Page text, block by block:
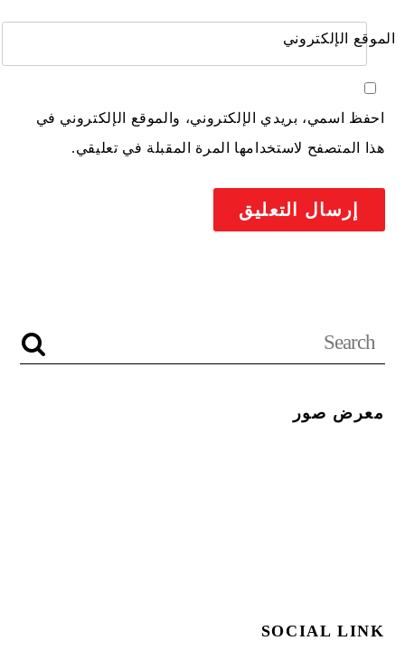
الموقع الإلكتروني
احفظ اسمي، بريدي الإلكتروني، والموقع الإلكتروني في
هذا المتصفح لاستخدامها المرة المقبلة في تعليقي.
معرض صور
SOCIAL LINK